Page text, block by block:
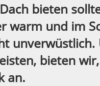
bieten
warm und im
unverwüstlich.
bieten
an.